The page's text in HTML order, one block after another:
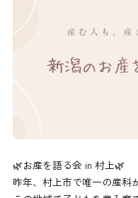
🌿お産を語る会 in 村上🌿
昨年、村上市で唯一の産科